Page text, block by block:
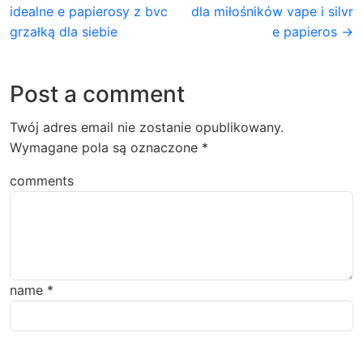
idealne e papierosy z bvc
grzałką dla siebie
dla miłośników vape i silvr
e papieros →
Post a comment
Twój adres email nie zostanie opublikowany.
Wymagane pola są oznaczone *
comments
name *